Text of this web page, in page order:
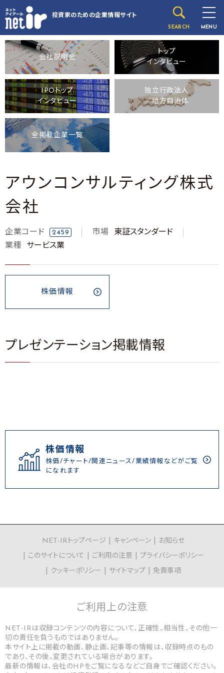
投資家のための企業情報サイト
SEARCH MENU
会社説明会
トップ
インタビュー
IPOトップ
インタビュー
独立行政法人
／地方自治体
全掲載企業一覧
アウンコンサルティング株式
会社
企業コード 2459 市場
東証スタンダード
業種
サービス業
株価情報
プレゼンテーション掲載情報
株価情報
株価/チャート/関連ニュース/業績情報などがご覧
になれます
NET-IRトップページ キャンペーン
お知らせ
このサイトについて
ご利用の注意
プライバシーポリシー
クッキーポリシー
サイトマップ 免責事項
ご利用上の注意
NET-IRは収録コンテンツの内容について、正確性、相当性、その他一
切の責任を負うものではありません。
本サイト上に掲載の動画、静止画、記事等の情報は、収録時点のもの
であり、その後、変更されている場合があります。
最新の情報は、会社のHPをご覧になるなどご自身でご確認ください。